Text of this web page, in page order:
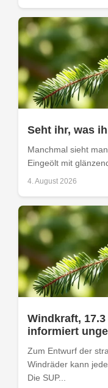
Seht ihr, was
Manchmal sieht
Eingeölt mit
4. August 2026
Windkraft,
informiert
Zum Entwurf der
Windräder kann
Die SUP...